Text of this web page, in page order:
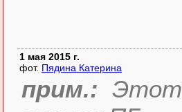
1 мая 2015 г.
фот. Пядина Катерина
прим.: Этот